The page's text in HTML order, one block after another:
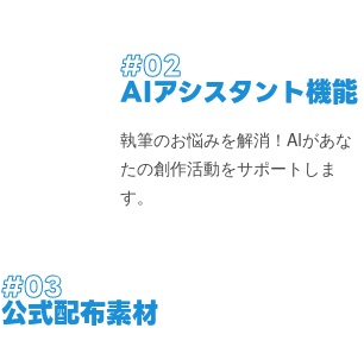
#02
AIアシスタント機能
執筆のお悩みを解消！AIがあな
たの創作活動をサポートしま
す。
#03
公式配布素材